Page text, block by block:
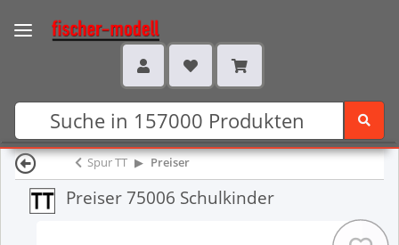
Spur TT Preiser
Preiser 75006 Schulkinder